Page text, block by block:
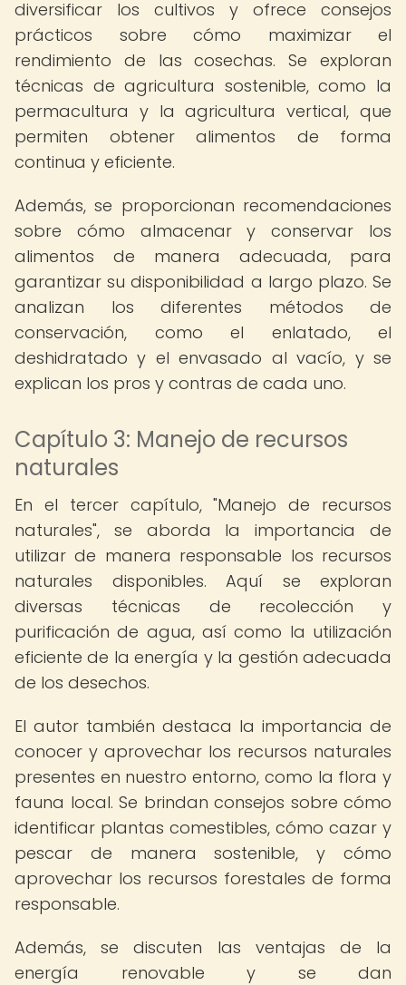
diversificar los cultivos y ofrece consejos
prácticos sobre cómo maximizar el
rendimiento de las cosechas. Se exploran
técnicas de agricultura sostenible, como la
permacultura y la agricultura vertical, que
permiten obtener alimentos de forma
continua y eficiente.
Además, se proporcionan recomendaciones
sobre cómo almacenar y conservar los
alimentos de manera adecuada, para
garantizar su disponibilidad a largo plazo. Se
analizan los diferentes métodos de
conservación, como el enlatado, el
deshidratado y el envasado al vacío, y se
explican los pros y contras de cada uno.
Capítulo 3: Manejo de recursos
naturales
En el tercer capítulo, "Manejo de recursos
naturales", se aborda la importancia de
utilizar de manera responsable los recursos
naturales disponibles. Aquí se exploran
diversas técnicas de recolección y
purificación de agua, así como la utilización
eficiente de la energía y la gestión adecuada
de los desechos.
El autor también destaca la importancia de
conocer y aprovechar los recursos naturales
presentes en nuestro entorno, como la flora y
fauna local. Se brindan consejos sobre cómo
identificar plantas comestibles, cómo cazar y
pescar de manera sostenible, y cómo
aprovechar los recursos forestales de forma
responsable.
Además, se discuten las ventajas de la
energía renovable y se dan